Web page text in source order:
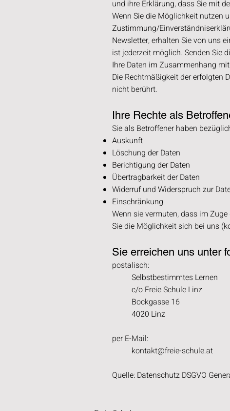
und ihre Erklärung, dass Sie mit
Wenn Sie die Möglichkeit nutzen
Zustimmung/
Newsletter, erhalten Sie von uns
ist jederzeit möglich. Senden Sie
Ihre Daten im Zusammenhang
Die Rechtmäßigkeit der erfolgten
nicht berührt.
Ihre Rechte als
Sie als Betroffener haben
Auskunft
Löschung der Daten
Berichtigung der Daten
Übertragbarkeit der Daten
Widerruf und Widerspruch zur
Einschränkung
Wenn sie vermuten, dass im
Sie die Möglichkeit sich bei uns (
Sie erreichen uns unter
postalisch:
Selbstbestimmtes Lernen
c/o Freie Schule Linz
Bockgasse 16
4020 Linz
per E-Mail:
kontakt@freie-schule.at
Quelle: Datenschutz DSGVO